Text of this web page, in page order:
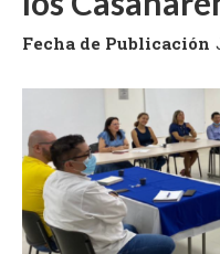
Fecha de Publicación